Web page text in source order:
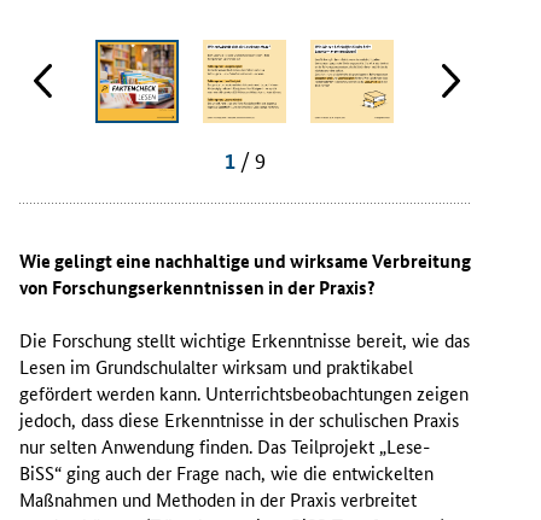
1 / 9
Wie gelingt eine nachhaltige und wirksame Verbreitung
von Forschungserkenntnissen in der Praxis?
Die Forschung stellt wichtige Erkenntnisse bereit, wie das
Lesen im Grundschulalter wirksam und praktikabel
gefördert werden kann. Unterrichtsbeobachtungen zeigen
jedoch, dass diese Erkenntnisse in der schulischen Praxis
nur selten Anwendung finden. Das Teilprojekt „Lese-
BiSS“ ging auch der Frage nach, wie die entwickelten
Maßnahmen und Methoden in der Praxis verbreitet